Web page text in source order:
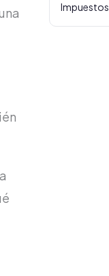
Impuestos